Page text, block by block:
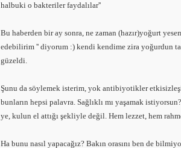
halbuki o bakteriler faydalılar''
Bu haberden bir ay sonra, ne zaman (hazır)yoğurt
edebilirim '' diyorum :) kendi kendime zira yoğurdun
güzeldi.
Şunu da söylemek isterim, yok antibiyotikler
bunların hepsi palavra. Sağlıklı mı yaşamak
ye, kulun el attığı şekliyle değil. Hem lezzet, hem
Ha bunu nasıl yapacağız? Bakın orasını ben de